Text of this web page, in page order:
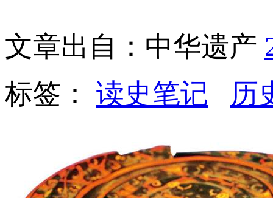
文章出自：中华遗产
标签： 读史笔记 历